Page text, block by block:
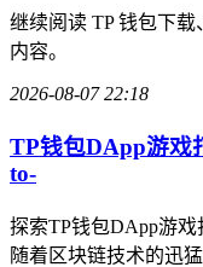
继续阅读 TP 钱包下
内容。
2026-08-07 22:18
TP钱包DApp游戏
to-
探索TP钱包DApp游戏
随着区块链技术的迅